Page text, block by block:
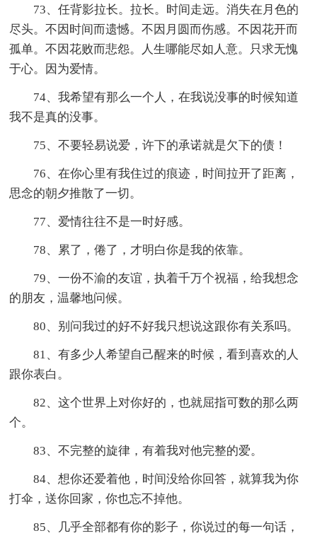
73、任背影拉长。拉长。时间走远。消失在月色的
尽头。不因时间而遗憾。不因月圆而伤感。不因花开而
孤单。不因花败而悲怨。人生哪能尽如人意。只求无愧
于心。因为爱情。
74、我希望有那么一个人，在我说没事的时候知道
我不是真的没事。
75、不要轻易说爱，许下的承诺就是欠下的债！
76、在你心里有我住过的痕迹，时间拉开了距离，
思念的朝夕推散了一切。
77、爱情往往不是一时好感。
78、累了，倦了，才明白你是我的依靠。
79、一份不渝的友谊，执着千万个祝福，给我想念
的朋友，温馨地问候。
80、别问我过的好不好我只想说这跟你有关系吗。
81、有多少人希望自己醒来的时候，看到喜欢的人
跟你表白。
82、这个世界上对你好的，也就屈指可数的那么两
个。
83、不完整的旋律，有着我对他完整的爱。
84、想你还爱着他，时间没给你回答，就算我为你
打伞，送你回家，你也忘不掉他。
85、几乎全部都有你的影子，你说过的每一句话，